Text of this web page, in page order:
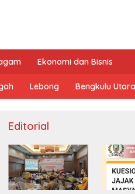
Ekonomi dan Bisnis
Lebong Bengkulu Utara
Editorial